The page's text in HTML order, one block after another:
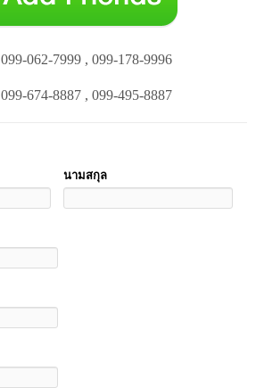
099-062-7999 , 099-178-9996
099-674-8887 , 099-495-8887
นามสกุล